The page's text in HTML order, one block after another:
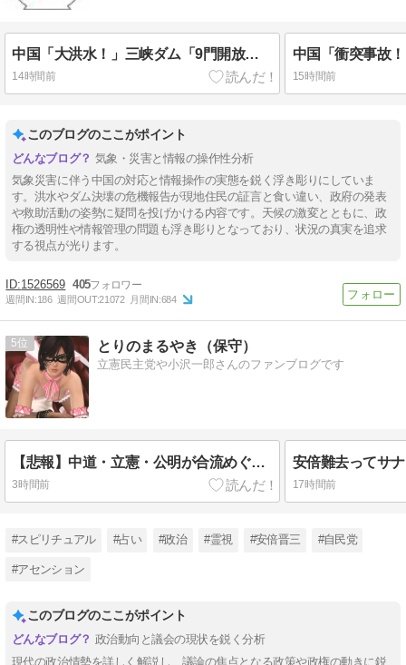
中国「大洪水！」三峡ダム「9門開放！（全力放流」中国都市「三峡沿線の道路水没」中国政府「高速道路封鎖！」中国ダム「緊急放流に合わせて開門（土砂崩れ発生」→
14時間前 15時間前
このブログのここがポイント
気象・災害と情報の操作性分析
気象災害に伴う中国の対応と情報操作の実態を鋭く浮き彫りにしていま
す。洪水やダム決壊の危機報告が現地住民の証言と食い違い、政府の発表
や救助活動の姿勢に疑問を投げかける内容です。天候の激変とともに、政
権の透明性や情報管理の問題も浮き彫りとなっており、状況の真実を追求
する視点が光ります。
1526569 405
週間IN:186 週間OUT:21072 月間IN:684
5 とりのまるやき（保守）
立憲民主党や小沢一郎さんのファンブログです
【悲報】中道・立憲・公明が合流めぐり食い違い・・・立憲執行部「中道と公明が立憲に合流する案もあるぞ」
3時間前 17時間前
#スピリチュアル #占い #政治 #霊視 #安倍晋三 #自民党
#アセンション
このブログのここがポイント
政治動向と議会の現状を鋭く分析
現代の政治情勢を詳しく解説し、議論の焦点となる政策や政権の動きに鋭